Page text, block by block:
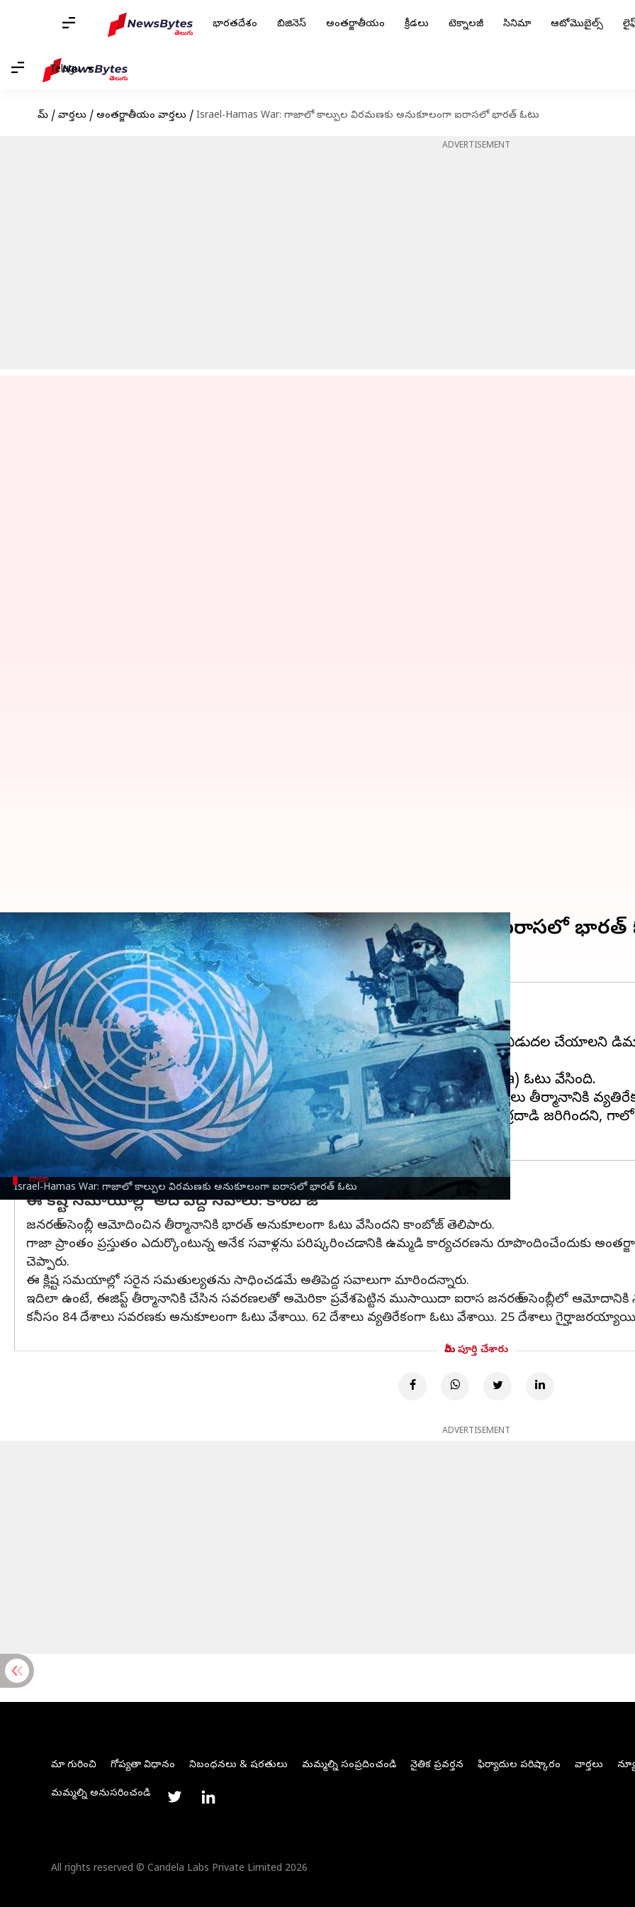
భారతదేశం బిజినెస్ అంతర్జాతీయం క్రీడలు టెక్నాలజీ సినిమా ఆటోమొబైల్స్
Telugu
హోమ్ / వార్తలు / అంతర్జాతీయం వార్తలు / Israel-Hamas War: గాజాలో కాల్పుల విరమణకు అనుకూలంగా ఐరాసలో భారత్ ఓటు
ADVERTISEMENT
Israel-Hamas War: గాజాలో కాల్పుల విరమణకు అనుకూలంగా ఐరాసలో భారత్ ఓటు
Israel-Hamas War: గాజాలో కాల్పుల విరమణకు అనుకూలంగా ఐరాసలో భారత్
Stalin Dec 13, 2023 09:51 am
ఈ వార్తాకథనం ఏంటి
ఇజ్రాయెల్ -హమాస్మధ్య గాజా(Gaza) వేదికగా భీకర యుద్ధం నడుస్తోంది.
ఈ క్రమలో గాజాలో తక్షణ కాల్పుల విరమణ (ceasefire)తో పాటు బందీలందరినీ బేషరతుగా విడుదల చేయాలని
resolution) ప్రవేశపెట్టారు.
జనరల్ అసెంబ్లీలోఈజిప్ట్ ప్రవేశపెట్టిన ముసాయిదా తీర్మానానికి అనుకూలంగా భారత్ (India) ఓటు వేసింది.
తీర్మానానికి అనుకూలంగా 153 దేశాలు ఓట్లు వేయగా.. 23 దేశాలు గైర్హాజరయ్యాయి. 10 దేశాలు తీర్మానానికి
ఐరాసలో భారత శాశ్వత ప్రతినిధి రుచిరా కాంబోజ్ మాట్లాడుతూ.. అక్టోబర్ 7న ఇజ్రాయెల్‌లో ఉగ్రదాడి జరిగిందని,
గాజా
ఈ కష్ట సమాయాల్లో అదే పెద్ద సవాలు: కాంబోజ్
జనరల్ అసెంబ్లీ ఆమోదించిన తీర్మానానికి భారత్ అనుకూలంగా ఓటు వేసిందని కాంబోజ్ తెలిపారు.
గాజా ప్రాంతం ప్రస్తుతం ఎదుర్కొంటున్న అనేక సవాళ్లను పరిష్కరించడానికి ఉమ్మడి కార్యచరణను రూపొందించేందుకు
చెప్పారు.
ఈ క్లిష్ట సమయాల్లో సరైన సమతుల్యతను సాధించడమే అతిపెద్ద సవాలుగా మారిందన్నారు.
ఇదిలా ఉంటే, ఈజిప్ట్ తీర్మానానికి చేసిన సవరణలతో అమెరికా ప్రవేశపెట్టిన ముసాయిదా ఐరాస జనరల్ అసెంబ్లీలో ఆమోదానికి
కనీసం 84 దేశాలు సవరణకు అనుకూలంగా ఓటు వేశాయి. 62 దేశాలు వ్యతిరేకంగా ఓటు వేశాయి. 25 దేశాలు
మీరు పూర్తి చేశారు
ADVERTISEMENT
మా గురించి గోప్యతా విధానం నిబంధనలు & షరతులు మమ్మల్ని సంప్రదించండి నైతిక ప్రవర్తన ఫిర్యాదుల పరిష్కారం వార్తలు
మమ్మల్ని అనుసరించండి
All rights reserved © Candela Labs Private Limited 2026